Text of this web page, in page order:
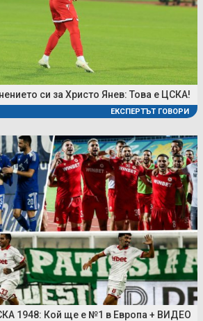
си за Христо Янев: Това е ЦСКА!
ЕКСПЕРТЪТ ГОВОРИ
1948: Кой ще е №1 в Европа + ВИДЕО